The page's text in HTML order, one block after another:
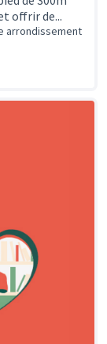
offrir de...
arrondissement